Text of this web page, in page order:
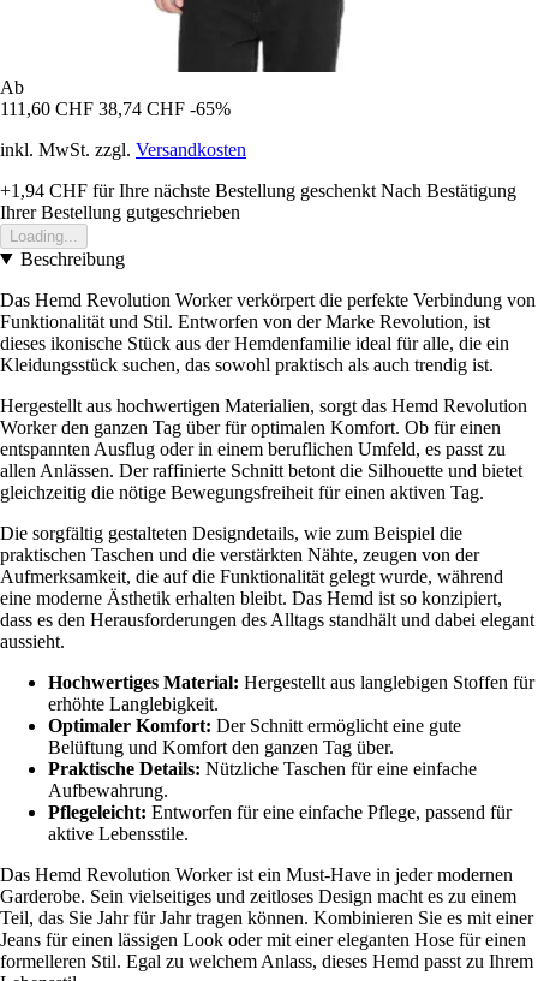
Ab
111,60 CHF 38,74 CHF -65%
inkl. MwSt. zzgl. Versandkosten
+1,94 CHF für Ihre nächste Bestellung geschenkt Nach Bestätigung
Ihrer Bestellung gutgeschrieben
Loading...
Beschreibung
Das Hemd Revolution Worker verkörpert die perfekte Verbindung von
Funktionalität und Stil. Entworfen von der Marke Revolution, ist
dieses ikonische Stück aus der Hemdenfamilie ideal für alle, die ein
Kleidungsstück suchen, das sowohl praktisch als auch trendig ist.
Hergestellt aus hochwertigen Materialien, sorgt das Hemd Revolution
Worker den ganzen Tag über für optimalen Komfort. Ob für einen
entspannten Ausflug oder in einem beruflichen Umfeld, es passt zu
allen Anlässen. Der raffinierte Schnitt betont die Silhouette und bietet
gleichzeitig die nötige Bewegungsfreiheit für einen aktiven Tag.
Die sorgfältig gestalteten Designdetails, wie zum Beispiel die
praktischen Taschen und die verstärkten Nähte, zeugen von der
Aufmerksamkeit, die auf die Funktionalität gelegt wurde, während
eine moderne Ästhetik erhalten bleibt. Das Hemd ist so konzipiert,
dass es den Herausforderungen des Alltags standhält und dabei elegant
aussieht.
Hochwertiges Material: Hergestellt aus langlebigen Stoffen für
erhöhte Langlebigkeit.
Optimaler Komfort: Der Schnitt ermöglicht eine gute
Belüftung und Komfort den ganzen Tag über.
Praktische Details: Nützliche Taschen für eine einfache
Aufbewahrung.
Pflegeleicht: Entworfen für eine einfache Pflege, passend für
aktive Lebensstile.
Das Hemd Revolution Worker ist ein Must-Have in jeder modernen
Garderobe. Sein vielseitiges und zeitloses Design macht es zu einem
Teil, das Sie Jahr für Jahr tragen können. Kombinieren Sie es mit einer
Jeans für einen lässigen Look oder mit einer eleganten Hose für einen
formelleren Stil. Egal zu welchem Anlass, dieses Hemd passt zu Ihrem